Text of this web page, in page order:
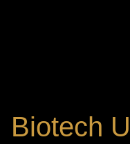
Biotech